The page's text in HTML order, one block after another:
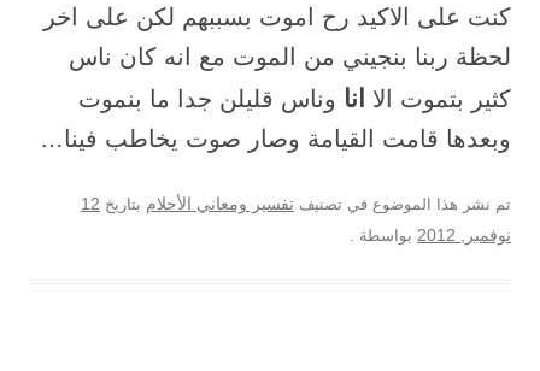
كنت على الاكيد رح اموت بسببهم لكن على اخر
لحظة ربنا بنجيني من الموت مع انه كان ناس
كثير بتموت الا
انا وناس قليلن جدا ما بنموت
وبعدها قامت القيامة وصار صوت يخاطب فينا…
تم نشر هذا الموضوع في تصنيف تفسير ومعاني الأحلام بتاريخ 12
نوفمبر, 2012
بواسطة .